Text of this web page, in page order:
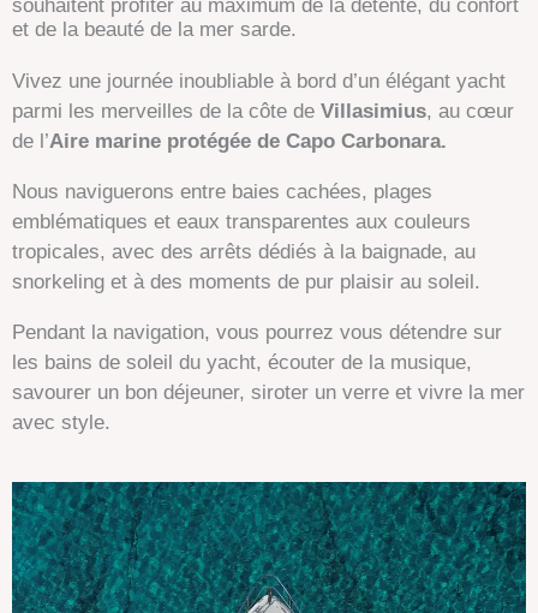
souhaitent profiter au maximum de la détente, du confort
et de la beauté de la mer sarde.
Vivez une journée inoubliable à bord d’un élégant yacht
parmi les merveilles de la côte de Villasimius, au cœur
de l’Aire marine protégée de Capo Carbonara.
Nous naviguerons entre baies cachées, plages
emblématiques et eaux transparentes aux couleurs
tropicales, avec des arrêts dédiés à la baignade, au
snorkeling et à des moments de pur plaisir au soleil.
Pendant la navigation, vous pourrez vous détendre sur
les bains de soleil du yacht, écouter de la musique,
savourer un bon déjeuner, siroter un verre et vivre la mer
avec style.